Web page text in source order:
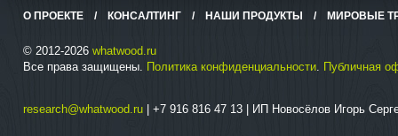
О ПРОЕКТЕ / КОНСАЛТИНГ / НАШИ ПРОДУКТЫ / МИРОВЫЕ
© 2012-2026 whatwood.ru
Все права защищены. Политика конфиденциальности. Публичная
research@whatwood.ru | +7 916 816 47 13 | ИП Новосёлов Игорь